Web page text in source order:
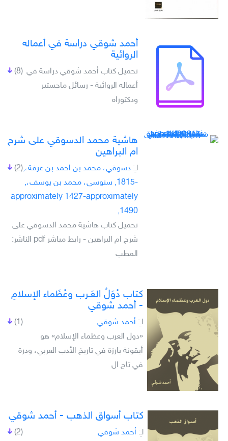
أحمد شوقي دراسة في أعماله
الروائية
(8) تحميل كتاب أحمد شوقي دراسة في
أعماله الروائية - رسائل ماجستير
ودكتوراه
هاشية محمد الدسوقي على شرح
ام البراهين
(2) لـِ: دسوقي، محمد بن احمد بن عرفة،,
-1815, سنوسي، محمد بن يوسف،,
approximately 1427-approximately
1490,
تحميل كتاب هاشية محمد الدسوقي على
شرح ام البراهين - رابط مباشر pdf الناشر:
المطب
كتاب دُوَلُ العَـرب وعُظَماء الإسلامِ
- أحمد شوقي
(1) لـِ: أحمد شوقي
«دول العرب وعظماء الإسلام» هو
أيقونة بارزة في تاريخ الأدب العربي، ودرة
في تاج ال
كتاب أسواق الذهب - أحمد شوقي
(2) لـِ: أحمد شوقي